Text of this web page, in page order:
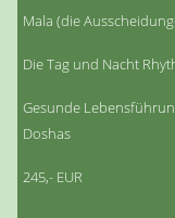
Mala (die
Die Tag und Nacht
Gesunde
Doshas
245,- EUR